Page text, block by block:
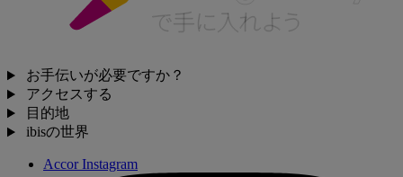
お手伝いが必要ですか？
アクセスする
目的地
ibisの世界
Accor Instagram